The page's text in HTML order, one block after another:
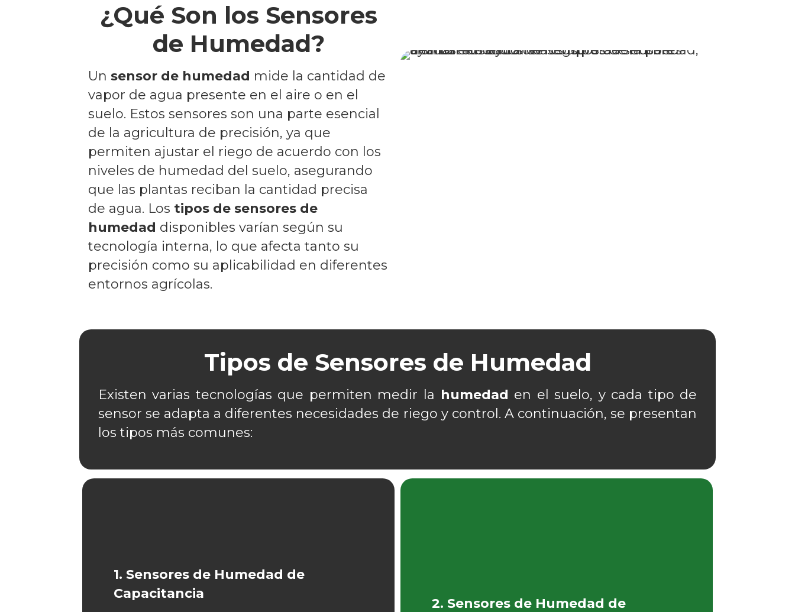
¿Qué Son los Sensores
de Humedad?
Un sensor de humedad mide la cantidad de
vapor de agua presente en el aire o en el
suelo. Estos sensores son una parte esencial
de la agricultura de precisión, ya que
permiten ajustar el riego de acuerdo con los
niveles de humedad del suelo, asegurando
que las plantas reciban la cantidad precisa
de agua. Los tipos de sensores de
humedad disponibles varían según su
tecnología interna, lo que afecta tanto su
precisión como su aplicabilidad en diferentes
entornos agrícolas.
Tipos de Sensores de Humedad
Existen varias tecnologías que permiten medir la humedad en el suelo, y cada tipo de
sensor se adapta a diferentes necesidades de riego y control. A continuación, se presentan
los tipos más comunes:
1. Sensores de Humedad de
Capacitancia
2. Sensores de Humedad de